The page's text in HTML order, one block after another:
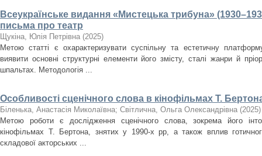
Всеукраїнське видання «Мистецька трибуна»
письма про театр
Щукіна, Юлія Петрівна (2025)
Метою статті є охарактеризувати суспільну та естетичну
виявити основні структурні елементи його змісту, сталі жанри й
шпальтах. Методологія ...
Особливості сценічного слова в кінофільмах Т.
Біленька, Анастасія Миколаївна; Світлична, Ольга Олександрівна (2025)
Метою роботи є дослідження сценічного слова, зокрема його
кінофільмах Т. Бертона, знятих у 1990-х рр, а також вплив
складової акторських ...